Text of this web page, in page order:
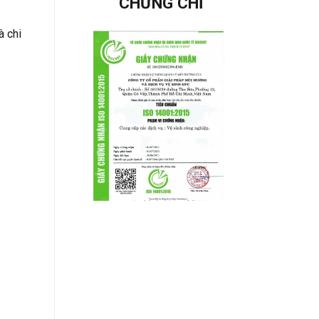
chi